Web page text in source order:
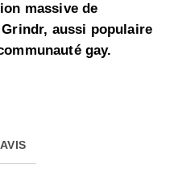
massive de
aussi populaire
gay.
AVIS